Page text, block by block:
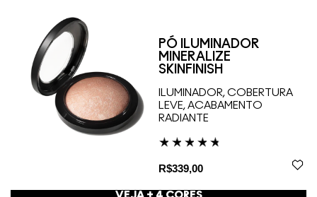
PÓ ILUMINADOR
MINERALIZE
SKINFINISH
ILUMINADOR, COBERTURA
LEVE, ACABAMENTO
RADIANTE
R$339,00